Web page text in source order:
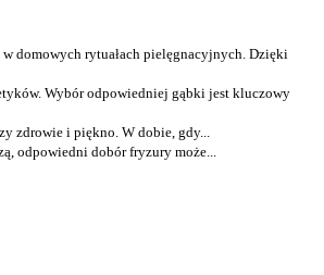
domowych rytuałach pielęgnacyjnych. Dzięki
Wybór odpowiedniej gąbki jest kluczowy
zdrowie i piękno. W dobie, gdy...
odpowiedni dobór fryzury może...